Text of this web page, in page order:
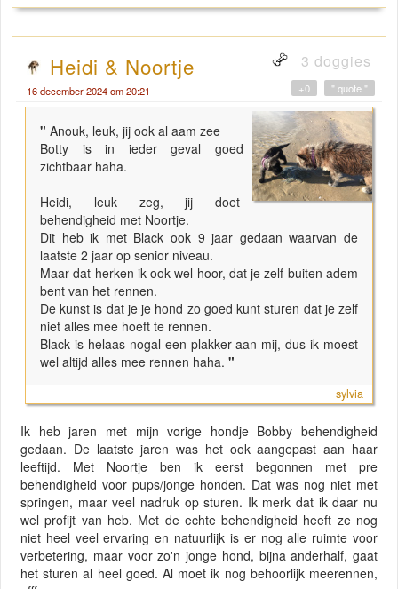
Heidi & Noortje 3 doggies
16 december 2024 om 20:21 " quote "
+0
" Anouk, leuk, jij ook al aam zee
Botty is in ieder geval goed
zichtbaar haha.
Heidi, leuk zeg, jij doet
behendigheid met Noortje.
Dit heb ik met Black ook 9 jaar gedaan waarvan de
laatste 2 jaar op senior niveau.
Maar dat herken ik ook wel hoor, dat je zelf buiten adem
bent van het rennen.
De kunst is dat je je hond zo goed kunt sturen dat je zelf
niet alles mee hoeft te rennen.
Black is helaas nogal een plakker aan mij, dus ik moest
wel altijd alles mee rennen haha. "
sylvia
Ik heb jaren met mijn vorige hondje Bobby behendigheid
gedaan. De laatste jaren was het ook aangepast aan haar
leeftijd. Met Noortje ben ik eerst begonnen met pre
behendigheid voor pups/jonge honden. Dat was nog niet met
springen, maar veel nadruk op sturen. Ik merk dat ik daar nu
wel profijt van heb. Met de echte behendigheid heeft ze nog
niet heel veel ervaring en natuurlijk is er nog alle ruimte voor
verbetering, maar voor zo'n jonge hond, bijna anderhalf, gaat
het sturen al heel goed. Al moet ik nog behoorlijk meerennen,